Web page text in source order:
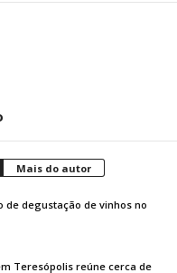
Mais do autor
de degustação de vinhos no
Teresópolis reúne cerca de